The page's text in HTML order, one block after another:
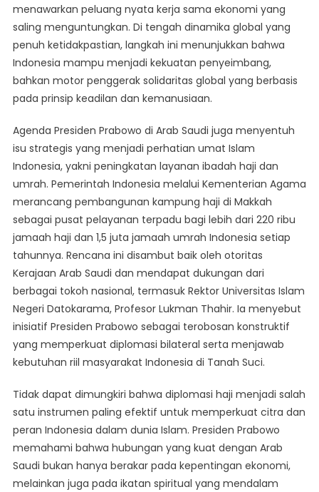
menawarkan peluang nyata kerja sama ekonomi yang
saling menguntungkan. Di tengah dinamika global yang
penuh ketidakpastian, langkah ini menunjukkan bahwa
Indonesia mampu menjadi kekuatan penyeimbang,
bahkan motor penggerak solidaritas global yang berbasis
pada prinsip keadilan dan kemanusiaan.
Agenda Presiden Prabowo di Arab Saudi juga menyentuh
isu strategis yang menjadi perhatian umat Islam
Indonesia, yakni peningkatan layanan ibadah haji dan
umrah. Pemerintah Indonesia melalui Kementerian Agama
merancang pembangunan kampung haji di Makkah
sebagai pusat pelayanan terpadu bagi lebih dari 220 ribu
jamaah haji dan 1,5 juta jamaah umrah Indonesia setiap
tahunnya. Rencana ini disambut baik oleh otoritas
Kerajaan Arab Saudi dan mendapat dukungan dari
berbagai tokoh nasional, termasuk Rektor Universitas Islam
Negeri Datokarama, Profesor Lukman Thahir. Ia menyebut
inisiatif Presiden Prabowo sebagai terobosan konstruktif
yang memperkuat diplomasi bilateral serta menjawab
kebutuhan riil masyarakat Indonesia di Tanah Suci.
Tidak dapat dimungkiri bahwa diplomasi haji menjadi salah
satu instrumen paling efektif untuk memperkuat citra dan
peran Indonesia dalam dunia Islam. Presiden Prabowo
memahami bahwa hubungan yang kuat dengan Arab
Saudi bukan hanya berakar pada kepentingan ekonomi,
melainkan juga pada ikatan spiritual yang mendalam